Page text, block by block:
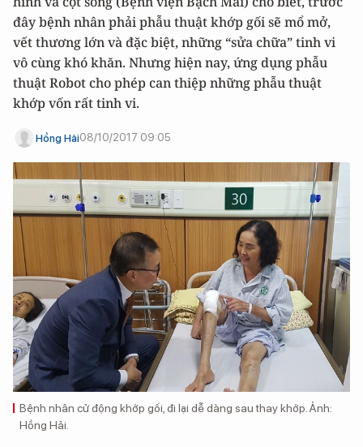
đây bệnh nhân phải phẫu thuật khớp gối sẽ mổ mở,
vết thương lớn và đặc biệt, những “sửa chữa” tinh vi
vô cùng khó khăn. Nhưng hiện nay, ứng dụng phẫu
thuật Robot cho phép can thiệp những phẫu thuật
khớp vốn rất tinh vi.
Hồng Hải08/10/2017 09:05
Bệnh nhân cử động khớp gối, đi lại dễ dàng sau thay khớp. Ảnh:
Hồng Hải.